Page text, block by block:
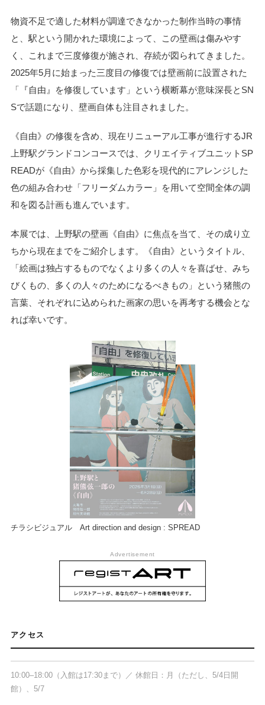
物資不足で適した材料が調達できなかった制作当時の事情
と、駅という開かれた環境によって、この壁画は傷みやす
く、これまで三度修復が施され、存続が図られてきました。
2025年5月に始まった三度目の修復では壁画前に設置された
「『自由』を修復しています」という横断幕が意味深長とSN
Sで話題になり、壁画自体も注目されました。
《自由》の修復を含め、現在リニューアル工事が進行するJR
上野駅グランドコンコースでは、クリエイティブユニットSP
READが《自由》から採集した色彩を現代的にアレンジした
色の組み合わせ「フリーダムカラー」を用いて空間全体の調
和を図る計画も進んでいます。
本展では、上野駅の壁画《自由》に焦点を当て、その成り立
ちから現在までをご紹介します。《自由》というタイトル、
「絵画は独占するものでなくより多くの人々を喜ばせ、みち
びくもの、多くの人々のためになるべきもの」という猪熊の
言葉、それぞれに込められた画家の思いを再考する機会とな
れば幸いです。
チラシビジュアル Art direction and design : SPREAD
Advertisement
アクセス
〒763-0022 香川県丸亀市浜町80-1
10:00–18:00（入館は17:30まで）／ 休館日：月（ただし、5/4日開
館）、5/7